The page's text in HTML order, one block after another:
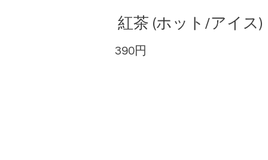
紅茶 (ホット/アイス)
390円